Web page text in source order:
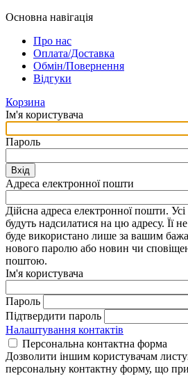
Основна навігація
Про нас
Оплата/Доставка
Обмін/Повернення
Відгуки
Корзина
Ім'я користувача
Пароль
Вхід
Адреса електронної пошти
Дійсна адреса електронної пошти.
будуть надсилатися на цю адресу. Її
буде використано лише за вашим
нового паролю або новин чи
поштою.
Ім'я користувача
Пароль
Підтвердити пароль
Налаштування контактів
Персональна контактна форма
Дозволити іншим користувачам
персональну контактну форму, що